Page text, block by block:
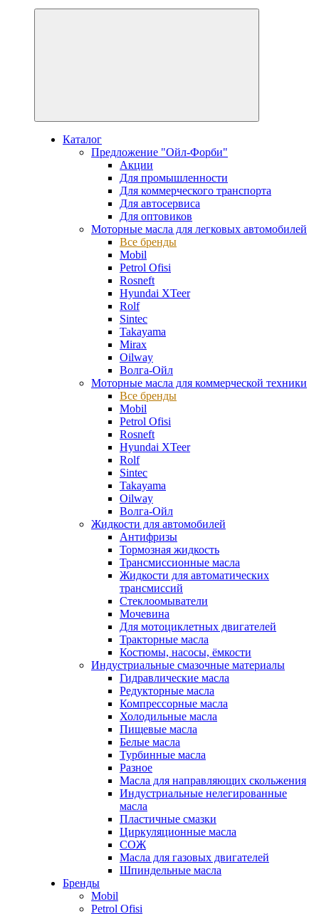
Каталог
Предложение "Ойл-Форби"
Акции
Для промышленности
Для коммерческого транспорта
Для автосервиса
Для оптовиков
Моторные масла для легковых автомобилей
Все бренды
Mobil
Petrol Ofisi
Rosneft
Hyundai XTeer
Rolf
Sintec
Takayama
Mirax
Oilway
Волга-Ойл
Моторные масла для коммерческой техники
Все бренды
Mobil
Petrol Ofisi
Rosneft
Hyundai XTeer
Rolf
Sintec
Takayama
Oilway
Волга-Ойл
Жидкости для автомобилей
Антифризы
Тормозная жидкость
Трансмиссионные масла
Жидкости для автоматических
трансмиссий
Стеклоомыватели
Мочевина
Для мотоциклетных двигателей
Тракторные масла
Костюмы, насосы, ёмкости
Индустриальные смазочные материалы
Гидравлические масла
Редукторные масла
Компрессорные масла
Холодильные масла
Пищевые масла
Белые масла
Турбинные масла
Разное
Масла для направляющих скольжения
Индустриальные нелегированные
масла
Пластичные смазки
Циркуляционные масла
СОЖ
Масла для газовых двигателей
Шпиндельные масла
Бренды
Mobil
Petrol Ofisi